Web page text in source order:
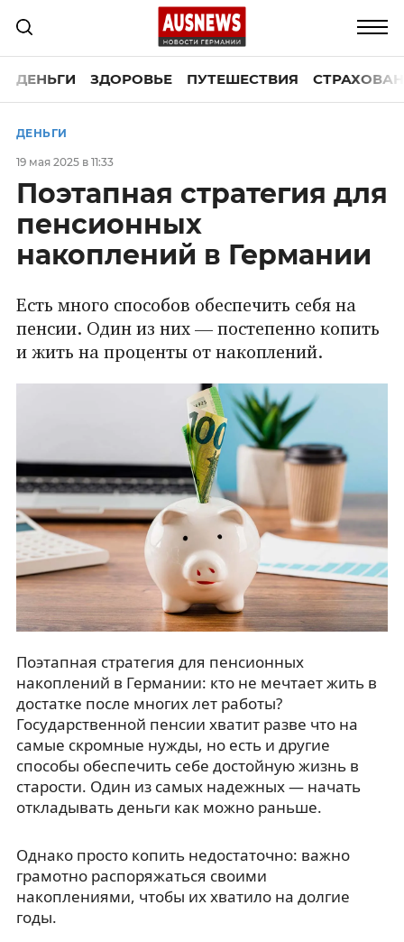
ДЕНЬГИ ЗДОРОВЬЕ ПУТЕШЕСТВИЯ
ДЕНЬГИ
19 мая 2025 в 11:33
Поэтапная стратегия для
пенсионных
накоплений в Германии
Есть много способов обеспечить себя на
пенсии. Один из них — постепенно копить
и жить на проценты от накоплений.
Поэтапная стратегия для пенсионных
накоплений в Германии: кто не мечтает жить в
достатке после многих лет работы?
Государственной пенсии хватит разве что на
самые скромные нужды, но есть и другие
способы обеспечить себе достойную жизнь в
старости. Один из самых надежных — начать
откладывать деньги как можно раньше.
Однако просто копить недостаточно: важно
грамотно распоряжаться своими
накоплениями, чтобы их хватило на долгие
годы.